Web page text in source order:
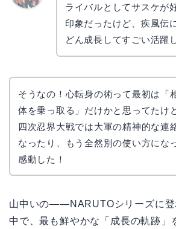
ライバルとしてサスケが
印象だったけど、疾風伝
どん成長してすごい活躍
そうなの！心転身の術って最初は「
体を乗っ取る」だけかと思ってたけ
四次忍界大戦では大軍の精神的な連
なったり、もう全然別の使い方にな
感動した！
山中いの——NARUTOシリーズに登
中で、最も鮮やかな「成長の軌跡」